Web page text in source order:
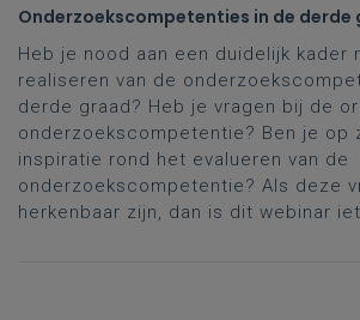
Onderzoekscompetenties in de derde
Heb je nood aan een duidelijk kader
realiseren van de
derde graad? Heb je vragen bij de
onderzoekscompetentie? Ben je op
inspiratie rond het evalueren van de
onderzoekscompetentie? Als deze
herkenbaar zijn, dan is dit webinar